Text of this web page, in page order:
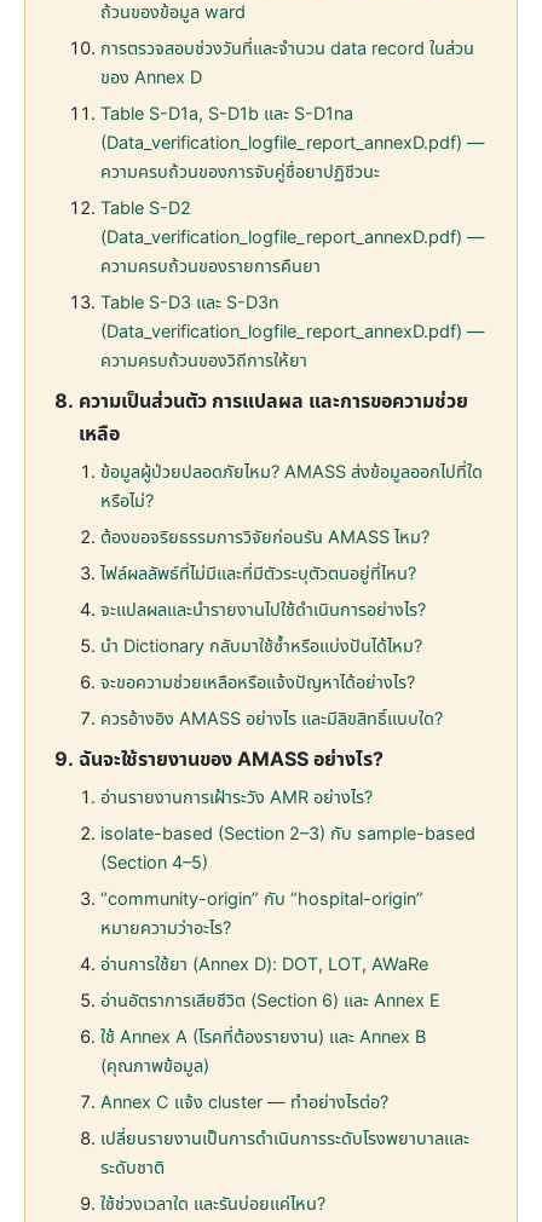
ถ้วนของข้อมูล ward
การตรวจสอบช่วงวันที่และจำนวน data record ในส่วน
ของ Annex D
Table S-D1a, S-D1b และ S-D1na
(Data_verification_logfile_report_annexD.pdf) —
ความครบถ้วนของการจับคู่ชื่อยาปฏิชีวนะ
Table S-D2
(Data_verification_logfile_report_annexD.pdf) —
ความครบถ้วนของรายการคืนยา
Table S-D3 และ S-D3n
(Data_verification_logfile_report_annexD.pdf) —
ความครบถ้วนของวิถีการให้ยา
ความเป็นส่วนตัว การแปลผล และการขอความช่วย
เหลือ
ข้อมูลผู้ป่วยปลอดภัยไหม? AMASS ส่งข้อมูลออกไปที่ใด
หรือไม่?
ต้องขอจริยธรรมการวิจัยก่อนรัน AMASS ไหม?
ไฟล์ผลลัพธ์ที่ไม่มีและที่มีตัวระบุตัวตนอยู่ที่ไหน?
จะแปลผลและนำรายงานไปใช้ดำเนินการอย่างไร?
นำ Dictionary กลับมาใช้ซ้ำหรือแบ่งปันได้ไหม?
จะขอความช่วยเหลือหรือแจ้งปัญหาได้อย่างไร?
ควรอ้างอิง AMASS อย่างไร และมีลิขสิทธิ์แบบใด?
ฉันจะใช้รายงานของ AMASS อย่างไร?
อ่านรายงานการเฝ้าระวัง AMR อย่างไร?
isolate-based (Section 2–3) กับ sample-based
(Section 4–5)
“community-origin” กับ “hospital-origin”
หมายความว่าอะไร?
อ่านการใช้ยา (Annex D): DOT, LOT, AWaRe
อ่านอัตราการเสียชีวิต (Section 6) และ Annex E
ใช้ Annex A (โรคที่ต้องรายงาน) และ Annex B
(คุณภาพข้อมูล)
Annex C แจ้ง cluster — ทำอย่างไรต่อ?
เปลี่ยนรายงานเป็นการดำเนินการระดับโรงพยาบาลและ
ระดับชาติ
ใช้ช่วงเวลาใด และรันบ่อยแค่ไหน?